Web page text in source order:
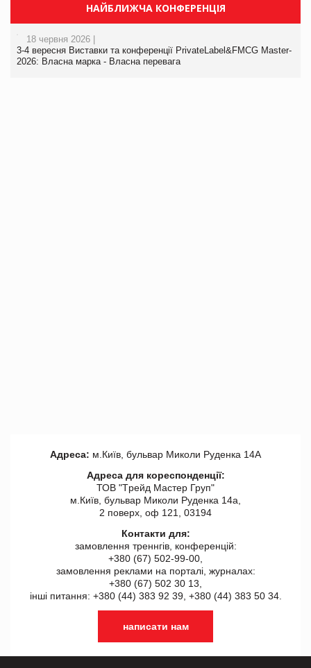
НАЙБЛИЖЧА КОНФЕРЕНЦІЯ
18 червня 2026 |
3-4 вересня Виставки та конференції PrivateLabel&FMCG Master-
2026: Власна марка - Власна перевага
Адреса: м.Київ, бульвар Миколи Руденка 14А
Адреса для кореспонденції:
ТОВ "Tрейд Мастер Груп"
м.Київ, бульвар Миколи Руденка 14а,
2 поверх, оф 121, 03194
Контакти для:
замовлення треннгів, конференцій:
+380 (67) 502-99-00,
замовлення реклами на порталі, журналах:
+380 (67) 502 30 13,
інші питання: +380 (44) 383 92 39, +380 (44) 383 50 34.
написати нам